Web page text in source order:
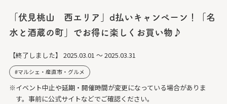
「伏見桃山 西エリア」d払いキャンペーン！「名
水と酒蔵の町」でお得に楽しくお買い物♪
【終了しました】 2025.03.01 ～ 2025.03.31
マルシェ・産直市・グルメ
※イベント中止や延期・開催時間が変更になっている場合がありま
す。事前に公式サイトなどでご確認ください。